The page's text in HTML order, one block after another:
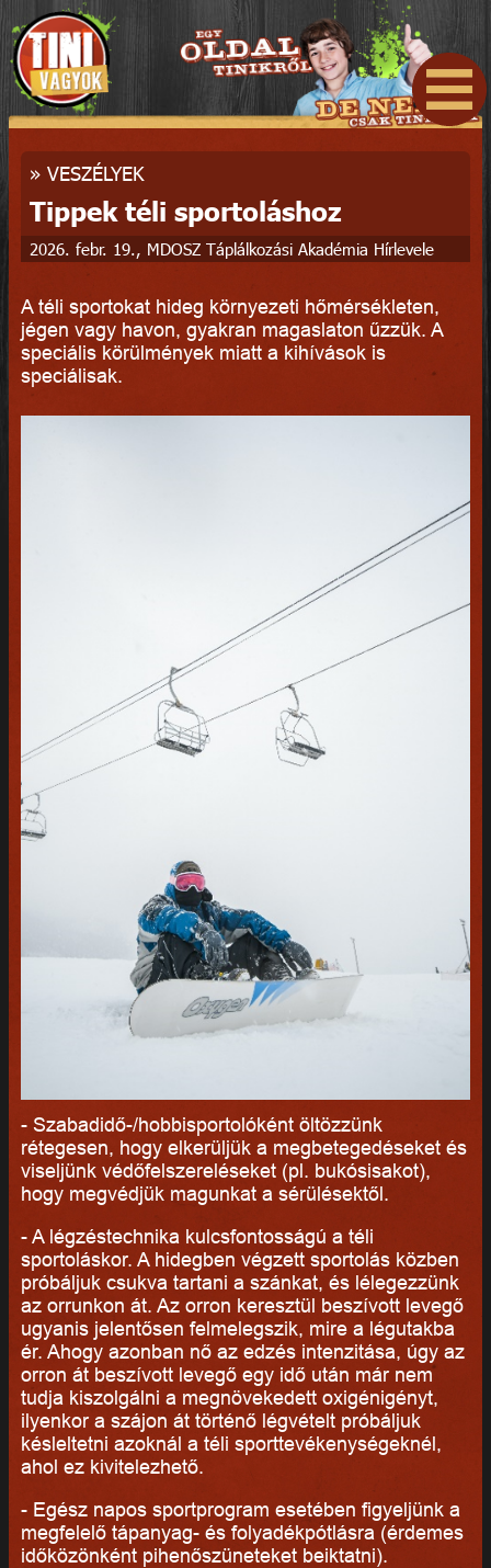
» VESZÉLYEK
Tippek téli sportoláshoz
2026. febr. 19., MDOSZ Táplálkozási Akadémia Hírlevele
A téli sportokat hideg környezeti hőmérsékleten,
jégen vagy havon, gyakran magaslaton űzzük. A
speciális körülmények miatt a kihívások is
speciálisak.
- Szabadidő-/hobbisportolóként öltözzünk
rétegesen, hogy elkerüljük a megbetegedéseket és
viseljünk védőfelszereléseket (pl. bukósisakot),
hogy megvédjük magunkat a sérülésektől.
- A légzéstechnika kulcsfontosságú a téli
sportoláskor. A hidegben végzett sportolás közben
próbáljuk csukva tartani a szánkat, és lélegezzünk
az orrunkon át. Az orron keresztül beszívott levegő
ugyanis jelentősen felmelegszik, mire a légutakba
ér. Ahogy azonban nő az edzés intenzitása, úgy az
orron át beszívott levegő egy idő után már nem
tudja kiszolgálni a megnövekedett oxigénigényt,
ilyenkor a szájon át történő légvételt próbáljuk
késleltetni azoknál a téli sporttevékenységeknél,
ahol ez kivitelezhető.
- Egész napos sportprogram esetében figyeljünk a
megfelelő tápanyag- és folyadékpótlásra (érdemes
időközönként pihenőszüneteket beiktatni).